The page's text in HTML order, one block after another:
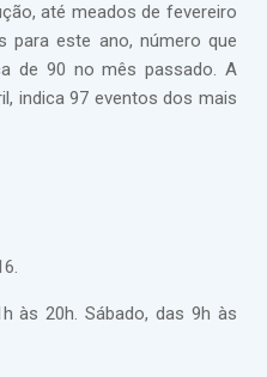
até meados de fevereiro
para este ano, número que
de 90 no mês passado. A
indica 97 eventos dos mais
às 20h. Sábado, das 9h às